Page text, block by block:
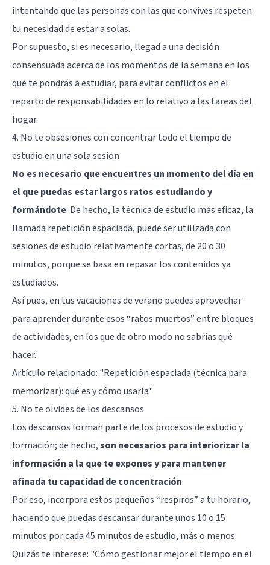
intentando que las personas con las que convives respeten
tu necesidad de estar a solas.
Por supuesto, si es necesario, llegad a una decisión
consensuada acerca de los momentos de la semana en los
que te pondrás a estudiar, para evitar conflictos en el
reparto de responsabilidades en lo relativo a las tareas del
hogar.
4. No te obsesiones con concentrar todo el tiempo de
estudio en una sola sesión
No es necesario que encuentres un momento del día en
el que puedas estar largos ratos estudiando y
formándote. De hecho, la técnica de estudio más eficaz, la
llamada repetición espaciada, puede ser utilizada con
sesiones de estudio relativamente cortas, de 20 o 30
minutos, porque se basa en repasar los contenidos ya
estudiados.
Así pues, en tus vacaciones de verano puedes aprovechar
para aprender durante esos “ratos muertos” entre bloques
de actividades, en los que de otro modo no sabrías qué
hacer.
Artículo relacionado: "Repetición espaciada (técnica para
memorizar): qué es y cómo usarla"
5. No te olvides de los descansos
Los descansos forman parte de los procesos de estudio y
formación; de hecho,son necesarios para interiorizar la
información a la que te expones y para mantener
afinada tu capacidad de concentración.
Por eso, incorpora estos pequeños “respiros” a tu horario,
haciendo que puedas descansar durante unos 10 o 15
minutos por cada 45 minutos de estudio, más o menos.
Quizás te interese: "Cómo gestionar mejor el tiempo en el